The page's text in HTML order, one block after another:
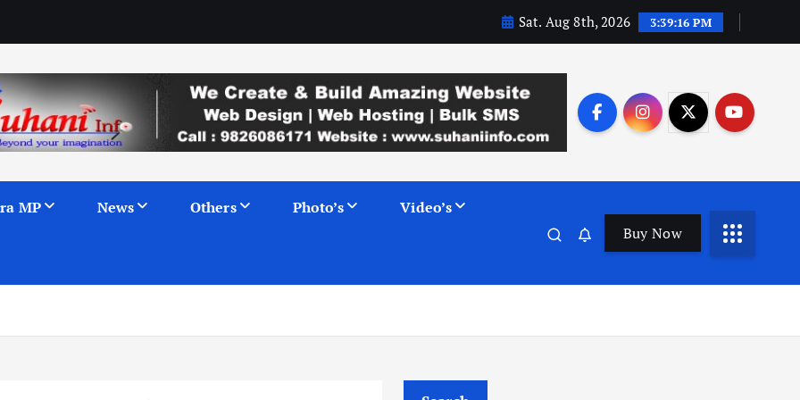
Sat. Aug 8th, 2026 3:39:17 PM
MP News Others Photo’s Video’s
Buy Now